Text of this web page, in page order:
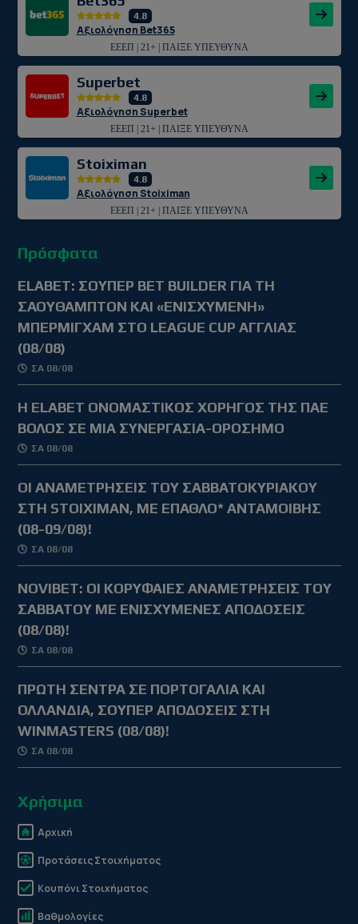
4.8
Αξιολόγηση Bet365
ΕΕΕΠ | 21+ | ΠΑΙΞΕ ΥΠΕΥΘΥΝΑ
Superbet
4.8
Αξιολόγηση Superbet
ΕΕΕΠ | 21+ | ΠΑΙΞΕ ΥΠΕΥΘΥΝΑ
Stoiximan
4.8
Αξιολόγηση Stoiximan
ΕΕΕΠ | 21+ | ΠΑΙΞΕ ΥΠΕΥΘΥΝΑ
Πρόσφατα
ELABET: ΣΟΥΠΕΡ BET BUILDER ΓΙΑ ΤΗ
ΣΑΟΥΘΑΜΠΤΟΝ ΚΑΙ «ΕΝΙΣΧΥΜΕΝΗ»
ΜΠΕΡΜΙΓΧΑΜ ΣΤΟ LEAGUE CUP ΑΓΓΛΙΑΣ
(08/08)
ΣΑ 08/08
Η ELABET ΟΝΟΜΑΣΤΙΚΟΣ ΧΟΡΗΓΟΣ ΤΗΣ ΠΑΕ
ΒΟΛΟΣ ΣΕ ΜΙΑ ΣΥΝΕΡΓΑΣΙΑ-ΟΡΟΣΗΜΟ
ΣΑ 08/08
ΟΙ ΑΝΑΜΕΤΡΗΣΕΙΣ ΤΟΥ ΣΑΒΒΑΤΟΚΥΡΙΑΚΟΥ
ΣΤΗ STOIXIMAN, ΜΕ ΕΠΑΘΛΟ* ΑΝΤΑΜΟΙΒΗΣ
(08-09/08)!
ΣΑ 08/08
NOVIBET: OΙ ΚΟΡΥΦΑΙΕΣ ΑΝΑΜΕΤΡΗΣΕΙΣ ΤΟΥ
ΣΑΒΒΑΤΟΥ ΜΕ ΕΝΙΣΧΥΜΕΝΕΣ ΑΠΟΔΟΣΕΙΣ
(08/08)!
ΣΑ 08/08
ΠΡΩΤΗ ΣΕΝΤΡΑ ΣΕ ΠΟΡΤΟΓΑΛΙΑ ΚΑΙ
ΟΛΛΑΝΔΙΑ, ΣΟΥΠΕΡ ΑΠΟΔΟΣΕΙΣ ΣΤΗ
WINMASTERS (08/08)!
ΣΑ 08/08
Χρήσιμα
Αρχική
Προτάσεις Στοιχήματος
Κουπόνι Στοιχήματος
Βαθμολογίες